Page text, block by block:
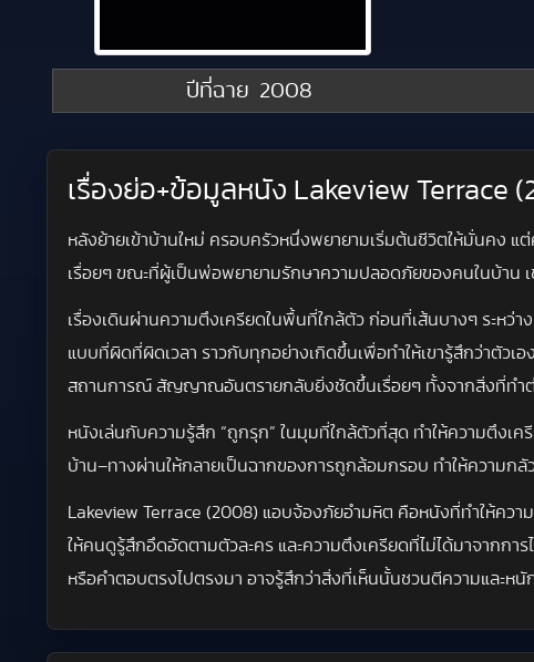
ปีที่ฉาย 2008
เรื่องย่อ+ข้อมูลหนัง Lakeview Terrace
หลังย้ายเข้าบ้านใหม่ ครอบครัวหนึ่งพยายามเริ่มต้นชีวิตให้มั่นคง
เรื่อยๆ ขณะที่ผู้เป็นพ่อพยายามรักษาความปลอดภัยของคนในบ้าน
เรื่องเดินผ่านความตึงเครียดในพื้นที่ใกล้ตัว ก่อนที่เส้นบางๆ ระหว่
แบบที่ผิดที่ผิดเวลา ราวกับทุกอย่างเกิดขึ้นเพื่อทำให้เขารู้สึกว่าตัว
สถานการณ์ สัญญาณอันตรายกลับยิ่งชัดขึ้นเรื่อยๆ ทั้งจากสิ่งที่ทำ
หนังเล่นกับความรู้สึก “ถูกรุก” ในมุมที่ใกล้ตัวที่สุด ทำให้ความตึงเค
บ้าน–ทางผ่านให้กลายเป็นฉากของการถูกล้อมกรอบ ทำให้ความกลั
Lakeview Terrace (2008) แอบจ้องภัยอำมหิต คือหนังที่ทำให้คว
ให้คนดูรู้สึกอึดอัดตามตัวละคร และความตึงเครียดที่ไม่ได้มาจากกา
หรือคำตอบตรงไปตรงมา อาจรู้สึกว่าสิ่งที่เห็นนั้นชวนตีความและห